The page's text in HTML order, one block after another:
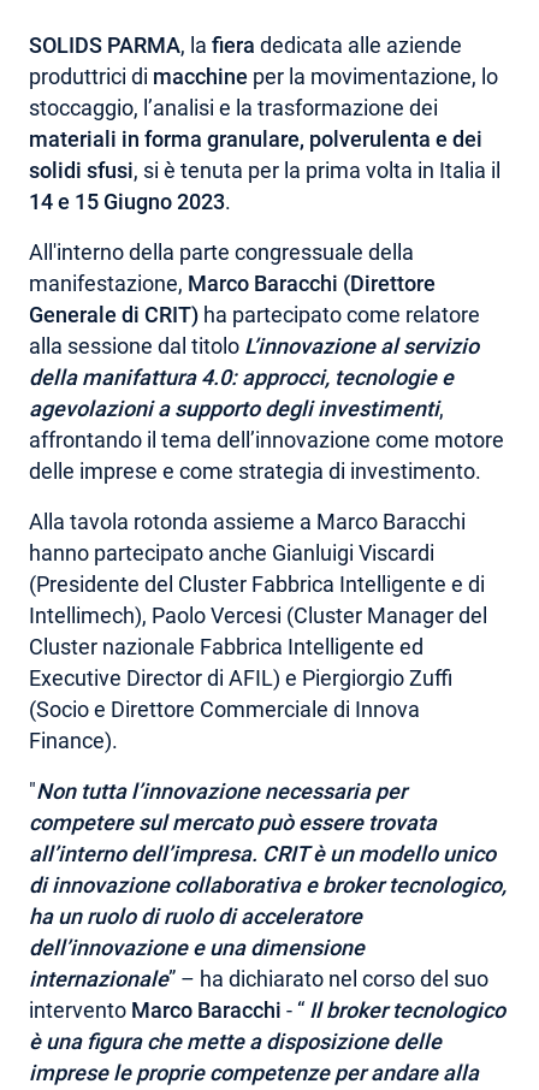
SOLIDS PARMA, la fiera dedicata alle aziende
produttrici di macchine per la movimentazione, lo
stoccaggio, l’analisi e la trasformazione dei
materiali in forma granulare, polverulenta e dei
solidi sfusi, si è tenuta per la prima volta in Italia il
14 e 15 Giugno 2023.
All'interno della parte congressuale della
manifestazione, Marco Baracchi (Direttore
Generale di CRIT) ha partecipato come relatore
alla sessione dal titolo L’innovazione al servizio
della manifattura 4.0: approcci, tecnologie e
agevolazioni a supporto degli investimenti,
affrontando il tema dell’innovazione come motore
delle imprese e come strategia di investimento.
Alla tavola rotonda assieme a Marco Baracchi
hanno partecipato anche Gianluigi Viscardi
(Presidente del Cluster Fabbrica Intelligente e di
Intellimech), Paolo Vercesi (Cluster Manager del
Cluster nazionale Fabbrica Intelligente ed
Executive Director di AFIL) e Piergiorgio Zuffi
(Socio e Direttore Commerciale di Innova
Finance).
"Non tutta l’innovazione necessaria per
competere sul mercato può essere trovata
all’interno dell’impresa. CRITè un modello unico
diinnovazione collaborativa e broker tecnologico,
ha un ruolo di ruolo di acceleratore
dell’innovazione e una dimensione
internazionale” – ha dichiarato nel corso del suo
intervento Marco Baracchi - “ Ilbroker tecnologico
è una figura che mette a disposizione delle
imprese le proprie competenze per andare alla